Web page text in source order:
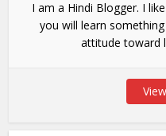
I am a Hindi Blogger. I
you will learn
attitude toward